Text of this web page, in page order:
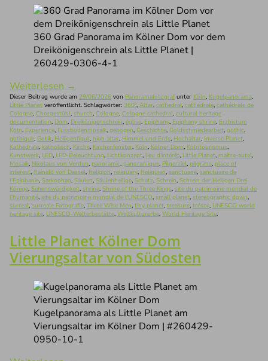
360 Grad Panorama im Kölner Dom vor dem
Dreikönigenschrein als Little Planet |
260429-0306-4-1
Weiterlesen →
Dieser Beitrag wurde am 29/06/2026 von Panoramafotografunter Köln, Kugelpanorama,
Little Planet veröffentlicht. Schlagwörter: 360°, Altar, cathedral, cathédrale, cathédrale de
Cologne, Chorgestühl, church, Cologne, Cologne cathedral, cultural heritage
documentation, Dom, Dreikönigenschrein, église, Epiphany, Epiphany shrine, Erzbistum
Köln, Experience, Fussbodenmosaik, gebogen, Geschichte, Goldschmiedearbeit, gothic,
gothique, Gotik, Heiligenfigur, high altar, Himmel und Erde, Hochaltar, Inverse Planet,
Kathedrale, katholisch, Kirche, Kirchenfenster, Köln, Kölner Dom, Kölntourismus,
Kunstwerk, LED, LED-Beleuchtung, Lichtkonzept, lieu d'intérêt, Little Planet, maître-autel,
Mosaik, Nikolaus von Verdun, panoramic, panoramique, Pilgerziel, pilgrims, place of
interest, Rainald von Dassel, Religion, reliquary, Reliquien, sanctuaire, sanctuaire de
l'Epiphanie, Sarkophag, Säulen, Säulenheilige, Schatz, Schrein, Schrein der Heiligen Drei
Könige, Sehenswürdigkeit, shrine, Shrine of the Three Kings, site du patrimoine mondial de
l'humanité, site du patrimoine mondial de l'UNESCO, small planet, stereographic down,
surreal, surreale Fotografie, Three Wise Men, tiny planet, treasure, trésor, UNESCO world
heritage site, UNESCO-Welterbestätte, Weltkulturerbe, World Heritage Site.
Little Planet Kölner Dom
Vierungsaltar von Südosten
Kugelpanorama als Little Planet am
Vierungsaltar im Kölner Dom | #260429-
0950-10-1